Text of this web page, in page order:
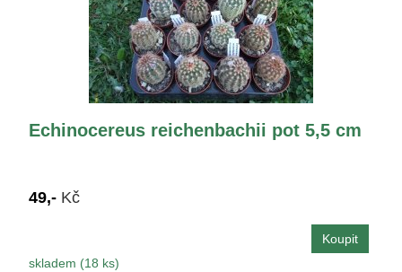
Echinocereus reichenbachii pot 5,5 cm
49,- Kč
skladem (18 ks)